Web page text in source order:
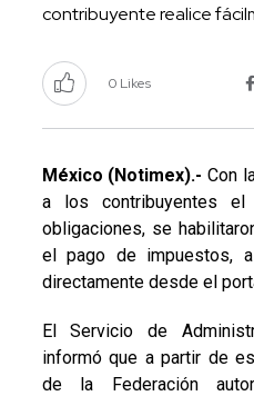
contribuyente realice
0 Likes
México (Notimex).-Con
a los contribuyentes el
obligaciones, se
el pago de impuestos,
directamente desde el
El Servicio de
informó que a partir de
de la Federación